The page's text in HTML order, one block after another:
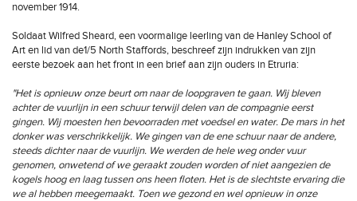
november 1914.
Soldaat Wilfred Sheard, een voormalige leerling van de Hanley School of
Art en lid van de1/5 North Staffords, beschreef zijn indrukken van zijn
eerste bezoek aan het front in een brief aan zijn ouders in Etruria:
"Het is opnieuw onze beurt om naar de loopgraven te gaan. Wij bleven
achter de vuurlijn in een schuur terwijl delen van de compagnie eerst
gingen. Wij moesten hen bevoorraden met voedsel en water. De mars in het
donker was verschrikkelijk. We gingen van de ene schuur naar de andere,
steeds dichter naar de vuurlijn. We werden de hele weg onder vuur
genomen, onwetend of we geraakt zouden worden of niet aangezien de
kogels hoog en laag tussen ons heen floten. Het is de slechtste ervaring die
we al hebben meegemaakt. Toen we gezond en wel opnieuw in onze